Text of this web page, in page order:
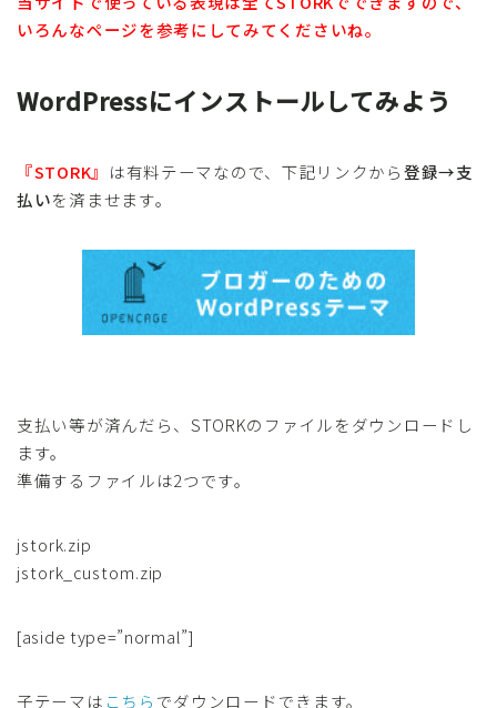
いろんなページを参考にしてみてくださいね。
WordPressにインストールしてみよう
『STORK』 は有料テーマなので、下記リンクから登録→支
払いを済ませます。
支払い等が済んだら、STORKのファイルをダウンロードし
ます。
準備するファイルは2つです。
jstork.zip
jstork_custom.zip
[aside type=”normal”]
子テーマは こちら でダウンロードできます。